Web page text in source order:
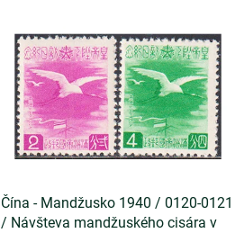
Čína - Mandžusko 1940 / 0120-0121
/ Návšteva mandžuského cisára v